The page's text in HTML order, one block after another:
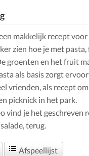
makkelijk recept
zien hoe je met
groenten en het fruit
als basis zorgt
vrienden, als recept
picknick in het park.
vind je het geschreven
terug.
Afspeellijst